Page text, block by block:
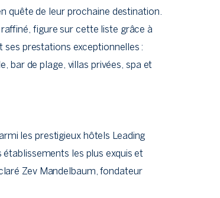
quête de leur prochaine destination.
raffiné, figure sur cette liste grâce à
prestations exceptionnelles :
bar de plage, villas privées, spa et
les prestigieux hôtels Leading
les plus exquis et
Zev Mandelbaum, fondateur